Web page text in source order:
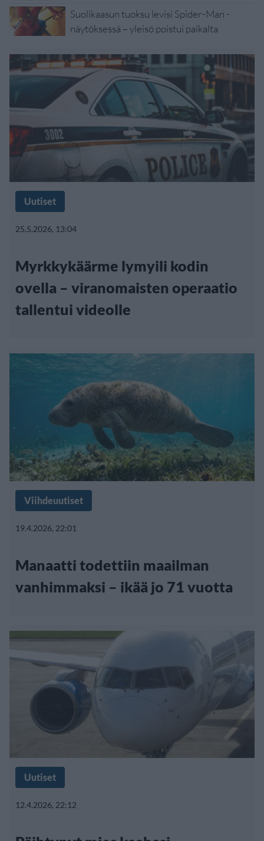
Suolikaasun tuoksu levisi Spider-Man -
näytöksessä – yleisö poistui paikalta
Uutiset
25.5.2026, 13:04
Myrkkykäärme lymyili kodin
ovella – viranomaisten operaatio
tallentui videolle
Viihdeuutiset
19.4.2026, 22:01
Manaatti todettiin maailman
vanhimmaksi – ikää jo 71 vuotta
Uutiset
12.4.2026, 22:12